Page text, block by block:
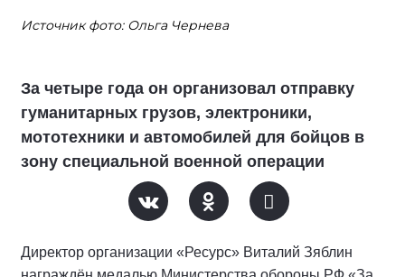
Источник фото: Ольга Чернева
За четыре года он организовал отправку
гуманитарных грузов, электроники,
мототехники и автомобилей для бойцов в
зону специальной военной операции
Директор организации «Ресурс» Виталий Зяблин